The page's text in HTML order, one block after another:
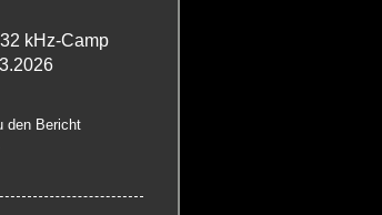
kHz-Camp
den Bericht